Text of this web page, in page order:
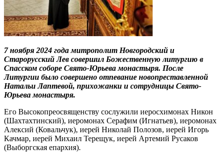
7 ноября 2024 года митрополит Новгородский и
Старорусский Лев совершил Божественную литургию в
Спасском соборе Свято-Юрьева монастыря. После
Литургии было совершено отпевание новопреставленной
Натальи Лаптевой, прихожанки и сотрудницы Свято-
Юрьева монастыря.
Его Высокопреосвященству сослужили иеросхимонах Никон
(Шахтахтинский), иеромонах Серафим (Игнатьев), иеромонах
Алексий (Ковальчук), иерей Николай Полозов, иерей Игорь
Качмар, иерей Михаил Терещук, иерей Артемий Русаков
(Выборгская епархия).